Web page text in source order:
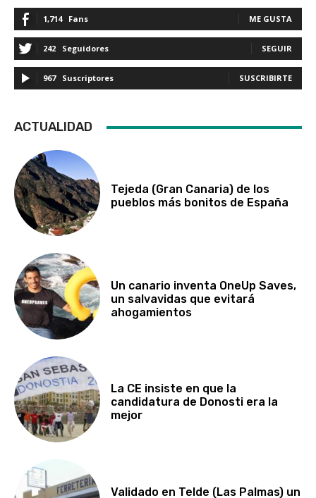
1,714 Fans ME GUSTA
242 Seguidores SEGUIR
967 Suscriptores SUSCRIBIRTE
ACTUALIDAD
Tejeda (Gran Canaria) de los
pueblos más bonitos de España
Un canario inventa OneUp Saves,
un salvavidas que evitará
ahogamientos
La CE insiste en que la
candidatura de Donosti era la
mejor
Validado en Telde (Las Palmas) un